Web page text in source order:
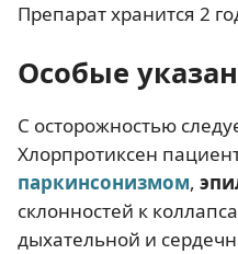
Препарат хранится 2
Особые
С осторожностью
Хлорпротиксен
паркинсонизмом,
склонностей к
дыхательной и